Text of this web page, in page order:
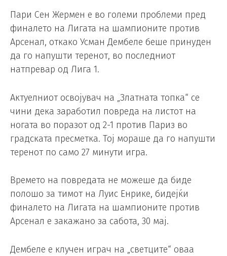
Пари Сен Жермен е во големи проблеми пред
финалето на Лигата на шампионите против
Арсенал, откако Усман Дембеле беше принуден
да го напушти теренот, во последниот
натпревар од Лига 1.
Актуелниот освојувач на „Златната топка“ се
чини дека заработил повреда на листот на
ногата во поразот од 2-1 против Париз во
градската пресметка. Тој мораше да го напушти
теренот по само 27 минути игра.
Времето на повредата не можеше да биде
полошо за тимот на Луис Енрике, бидејќи
финалето на Лигата на шампионите против
Арсенал е закажано за сабота, 30 мај.
Дембеле е клучен играч на „светците“ оваа